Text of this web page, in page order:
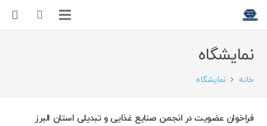
نمایشگاه
خانه نمایشگاه
فراخوان عضویت در انجمن صنایع غذایی و تبدیلی استان البرز